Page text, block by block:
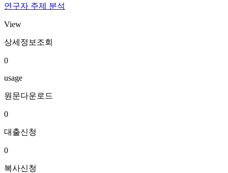
연구자 주제 분석
View
상세정보조회
0
usage
원문다운로드
0
대출신청
0
복사신청